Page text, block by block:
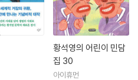
황석영의 어린이 민담
집 30
아이휴먼